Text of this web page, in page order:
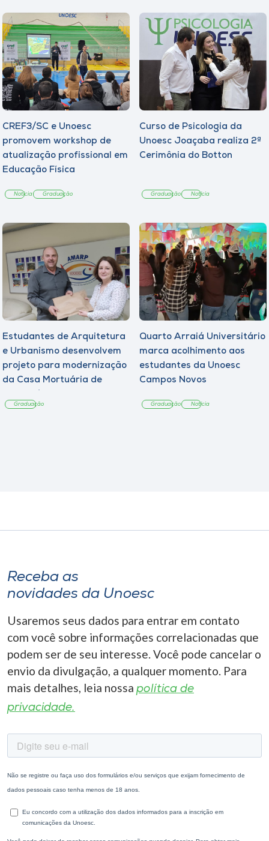
CREF3/SC e Unoesc
promovem workshop de
atualização profissional em
Educação Física
Notícia Graduação
Curso de Psicologia da
Unoesc Joaçaba realiza 2ª
Cerimônia do Botton
Graduação Notícia
Estudantes de Arquitetura
e Urbanismo desenvolvem
projeto para modernização
da Casa Mortuária de
Graduação
Quarto Arraiá Universitário
marca acolhimento aos
estudantes da Unoesc
Campos Novos
Graduação Notícia
Receba as
novidades da Unoesc
Usaremos seus dados para entrar em contato
com você sobre informações correlacionadas que
podem ser de seu interesse. Você pode cancelar o
envio da divulgação, a qualquer momento. Para
mais detalhes, leia nossa política de
privacidade.